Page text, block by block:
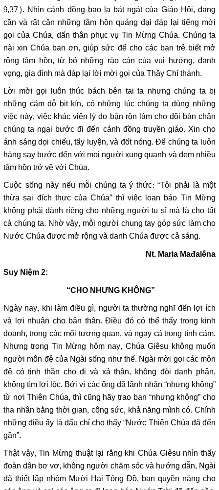
9,37). Nhìn cánh đồng bao la bát ngát của Giáo Hội, đang
cần và rất cần những tâm hồn quảng đại đáp lại tiếng mời
gọi của Chúa, dấn thân phục vụ Tin Mừng Chúa. Chúng ta
nài xin Chúa ban ơn, giúp sức để cho các bạn trẻ biết mở
rộng tâm hồn, từ bỏ những rào cản của vui hưởng, danh
vọng, gia đình mà đáp lại lời mời gọi của Thầy Chí thánh.
Lời mời gọi luôn thúc bách bên tai ta nhưng chúng ta bị
những cám dỗ bịt kín, có những lúc chúng ta dùng những
việc này, việc khác viện lý do bận rộn làm cho đôi bàn chân
chúng ta ngại bước đi đến cánh đồng truyền giáo. Xin cho
ánh sáng dọi chiếu, tẩy luyện, và đốt nóng. Để chúng ta luôn
hăng say bước đến với mọi người xung quanh và đem nhiều
tâm hồn trở về với Chúa.
Cuộc sống này nếu mỗi chúng ta ý thức: “Tôi phải là một
thừa sai đích thực của Chúa” thì việc loan báo Tin Mừng
không phải dành riêng cho những người tu sĩ mà là cho tất
cả chúng ta. Nhờ vậy, mỗi người chung tay góp sức làm cho
Nước Chúa được mở rộng và danh Chúa được cả sáng.
Nt. Maria Mađalêna
Suy Niệm 2:
“CHO NHƯNG KHÔNG”
Ngày nay, khi làm điều gì, người ta thường nghĩ đến lợi ích
và lợi nhuận cho bản thân. Điều đó có thể thấy trong kinh
doanh, trong các mối tương quan, và ngay cả trong tình cảm.
Nhưng trong Tin Mừng hôm nay, Chúa Giêsu không muốn
người môn đệ của Ngài sống như thế. Ngài mời gọi các môn
đệ có tinh thần cho đi và xả thân, không đòi danh phận,
không tìm lợi lộc. Bởi vì các ông đã lãnh nhận “nhưng không”
từ nơi Thiên Chúa, thì cũng hãy trao ban “nhưng không” cho
tha nhân bằng thời gian, công sức, khả năng mình có. Chính
những điều ấy là dấu chỉ cho thấy “Nước Thiên Chúa đã đến
gần”.
Thật vậy, Tin Mừng thuật lại rằng khi Chúa Giêsu nhìn thấy
đoàn dân bơ vơ, không người chăm sóc và hướng dẫn, Ngài
đã thiết lập nhóm Mười Hai Tông Đồ, ban quyền năng cho